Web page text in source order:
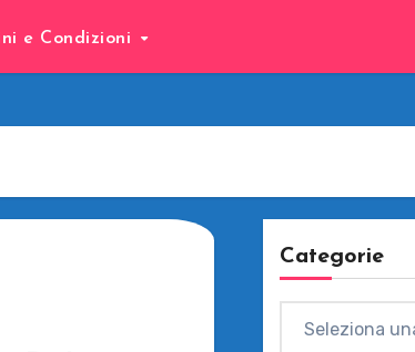
e Condizioni
Categorie